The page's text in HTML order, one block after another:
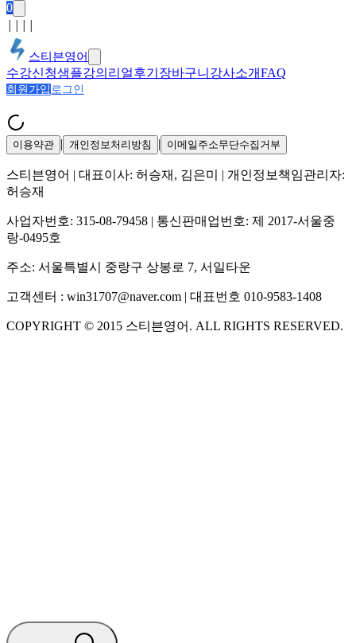
0
스티븐영어
수강신청샘플강의 리얼후기 장바구니 강사소개FAQ
회원가입 로그인
이용약관 | 개인정보처리방침 | 이메일주소무단수집거부
스티븐영어 | 대표이사: 허승재, 김은미
| 개인정보책임관리자:
허승재
사업자번호: 315-08-79458 | 통신판매업번호: 제 2017-서울중
랑-0495호
주소: 서울특별시 중랑구 상봉로 7, 서일타운
고객센터 : win31707@naver.com | 대표번호 010-9583-1408
COPYRIGHT © 2015 스티븐영어 . ALL RIGHTS RESERVED.